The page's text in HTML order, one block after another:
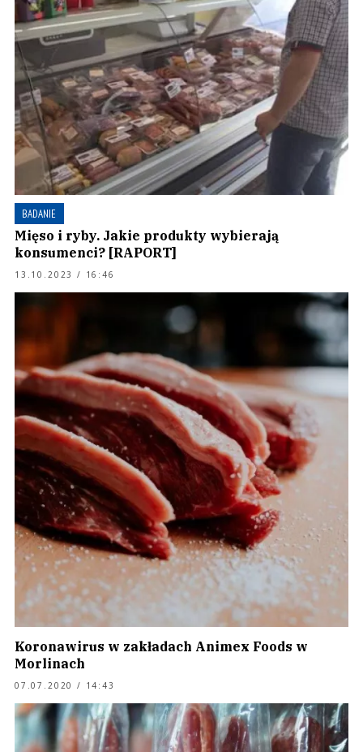
BADANIE
Mięso i ryby. Jakie produkty wybierają
konsumenci? [RAPORT]
13.10.2023 / 16:46
Koronawirus w zakładach Animex Foods w
Morlinach
07.07.2020 / 14:43